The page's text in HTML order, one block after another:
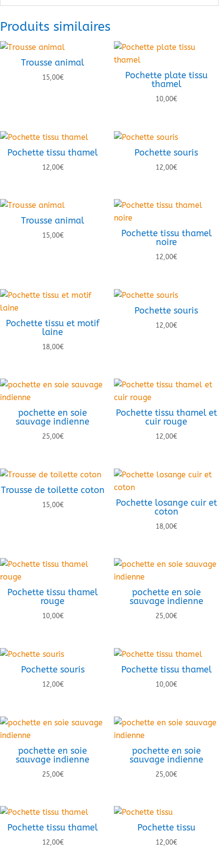
Produits similaires
Trousse animal
15,00€
Pochette plate tissu
thamel
10,00€
Pochette tissu thamel
12,00€
Pochette souris
12,00€
Trousse animal
15,00€
Pochette tissu thamel
noire
12,00€
Pochette tissu et motif
laine
18,00€
Pochette souris
12,00€
pochette en soie
sauvage indienne
25,00€
Pochette tissu thamel et
cuir rouge
12,00€
Trousse de toilette coton
15,00€
Pochette losange cuir et
coton
18,00€
Pochette tissu thamel
rouge
10,00€
pochette en soie
sauvage indienne
25,00€
Pochette souris
12,00€
Pochette tissu thamel
10,00€
pochette en soie
sauvage indienne
25,00€
pochette en soie
sauvage indienne
25,00€
Pochette tissu thamel
12,00€
Pochette tissu
12,00€